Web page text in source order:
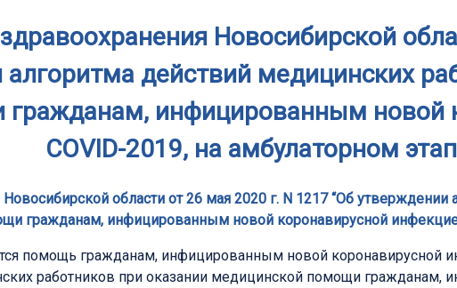
Новосибирской
действий медицинских
инфицированным новой
COVID-2019, на амбулаторном
области от 26 мая 2020 г. N 1217 “Об
гражданам, инфицированным новой коронавирусной
помощь гражданам, инфицированным новой коронавирусной
работников при оказании медицинской помощи